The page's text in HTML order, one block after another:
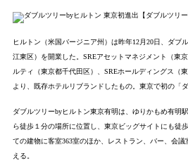
ヒルトン（米国バージニア州）は昨年12月20日、ダブ
江東区）を開業した。SREアセットマネジメント（東
ルティ（東京都千代田区）、SREホールディングス（
より、既存ホテルリブランドしたもの。東京で初の「
ダブルツリーbyヒルトン東京有明は、ゆりかもめ有明
ら徒歩１分の場所に位置し、東京ビッグサイトにも徒
ての建物に客室363室のほか、レストラン、バー、会
える。